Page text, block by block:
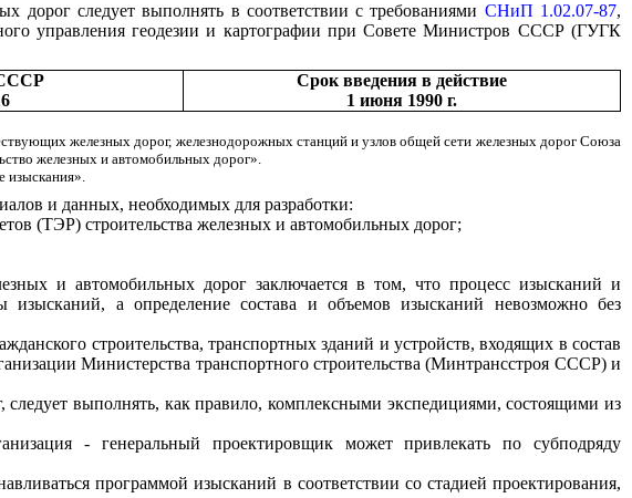
дорог следует выполнять в соответствии с требованиями СНиП 1.02.07-87,
управления геодезии и картографии при Совете Министров СССР (ГУГК
Срок введения в действие
1 июня 1990 г.
железных дорог, железнодорожных станций и узлов общей сети железных дорог Союза
железных и автомобильных дорог».
изыскания».
и данных, необходимых для разработки:
(ТЭР) строительства железных и автомобильных дорог;
и автомобильных дорог заключается в том, что процесс изысканий и
изысканий, а определение состава и объемов изысканий невозможно без
строительства, транспортных зданий и устройств, входящих в состав
Министерства транспортного строительства (Минтрансстроя СССР) и
выполнять, как правило, комплексными экспедициями, состоящими из
- генеральный проектировщик может привлекать по субподряду
программой изысканий в соответствии со стадией проектирования,